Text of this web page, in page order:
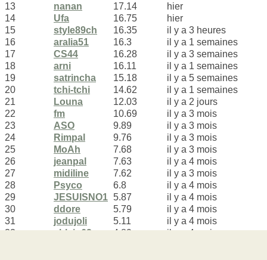
13
nanan 17.14
hier
14
Ufa 16.75
hier
15
style89ch 16.35
il y a 3 heures
16
aralia51 16.3
il y a 1 semaines
17
CS44 16.28
il y a 3 semaines
18
arni 16.11
il y a 1 semaines
19
satrincha 15.18
il y a 5 semaines
20
tchi-tchi 14.62
il y a 1 semaines
21
Louna 12.03
il y a 2 jours
22
fm 10.69
il y a 3 mois
23
ASO 9.89
il y a 3 mois
24
Rimpal 9.76
il y a 3 mois
25
MoAh 7.68
il y a 3 mois
26
jeanpal 7.63
il y a 4 mois
27
midiline 7.62
il y a 3 mois
28
Psyco 6.8
il y a 4 mois
29
JESUISNO1 5.87
il y a 4 mois
30
ddore 5.79
il y a 4 mois
31
jodujoli 5.11
il y a 4 mois
32
ablain62 4.89
il y a 4 mois